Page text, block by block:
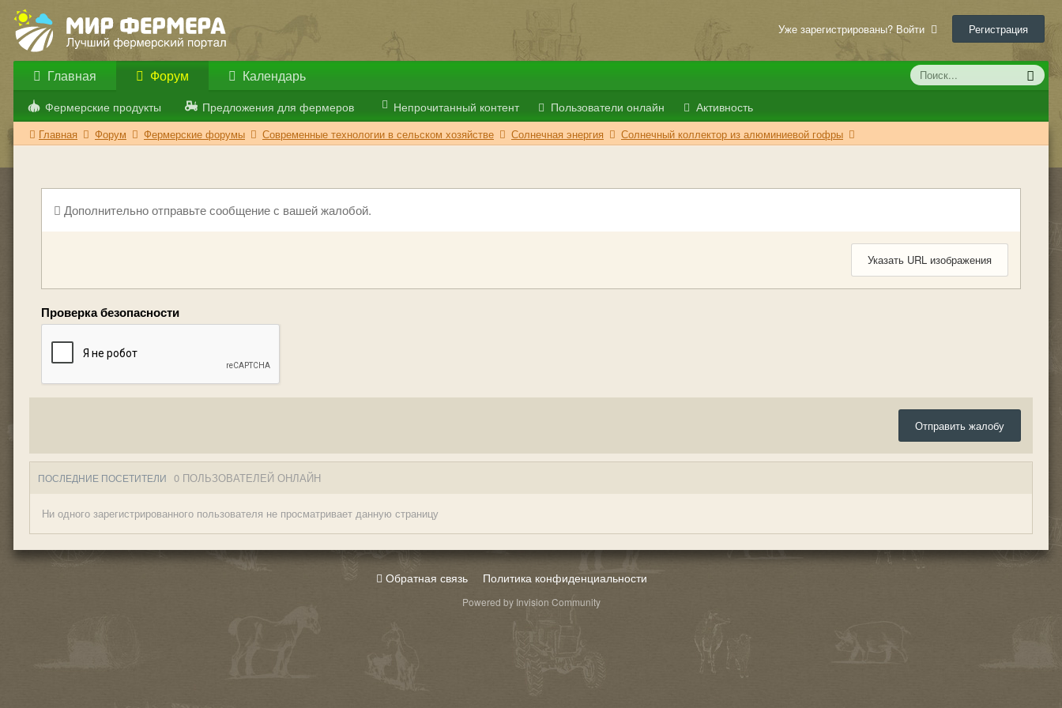
Уже зарегистрированы? Войти Регистрация
Главная Форум
Фермерские продукты Предложения для фермеров Непрочитанный контент Пользователи онлайн Активность
Календарь
Главная Форум Фермерские форумы Современные технологии в сельском хозяйстве Солнечная энергия Солнечный коллектор из алюминиевой гофры
Дополнительно отправьте сообщение с вашей жалобой.
Указать URL изображения
Проверка безопасности
Отправить жалобу
ПОСЛЕДНИЕ ПОСЕТИТЕЛИ 0 ПОЛЬЗОВАТЕЛЕЙ ОНЛАЙН
Ни одного зарегистрированного пользователя не просматривает данную страницу
Обратная связь Политика конфиденциальности
Powered by Invision Community